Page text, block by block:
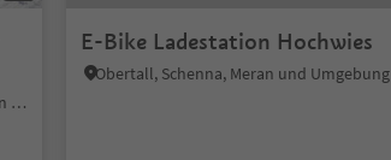
Rodenecker Alm, Lüsen, Dolomitenregion Lüsen Villnöss
E-Bike Ladestation Hochwies
Obertall, Schenna, Meran und Umgebung